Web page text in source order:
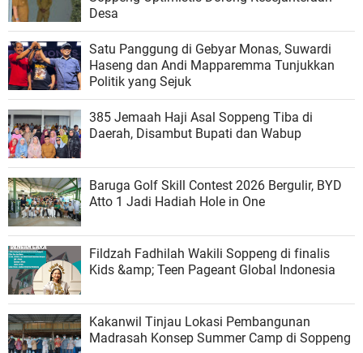
Desa
Satu Panggung di Gebyar Monas, Suwardi
Haseng dan Andi Mapparemma Tunjukkan
Politik yang Sejuk
385 Jemaah Haji Asal Soppeng Tiba di
Daerah, Disambut Bupati dan Wabup
Baruga Golf Skill Contest 2026 Bergulir, BYD
Atto 1 Jadi Hadiah Hole in One
Fildzah Fadhilah Wakili Soppeng di finalis
Kids &amp; Teen Pageant Global Indonesia
Kakanwil Tinjau Lokasi Pembangunan
Madrasah Konsep Summer Camp di Soppeng